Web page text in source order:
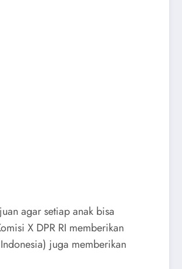
agar setiap anak bisa
X DPR RI memberikan
juga memberikan